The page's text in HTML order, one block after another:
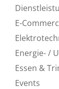
E-
Energie- /
Essen &
Events